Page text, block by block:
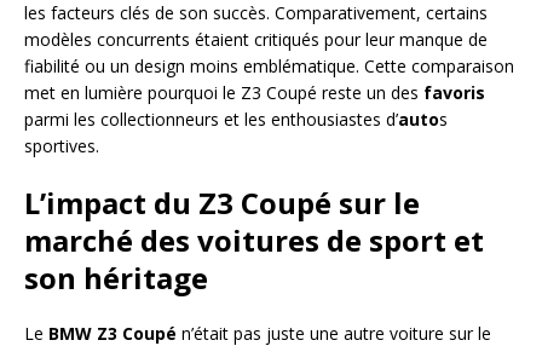
les facteurs clés de son succès. Comparativement, certains
modèles concurrents étaient critiqués pour leur manque de
fiabilité ou un design moins emblématique. Cette comparaison
met en lumière pourquoi le Z3 Coupé reste un des favoris
parmi les collectionneurs et les enthousiastes d’autos
sportives.
L’impact du Z3 Coupé sur le
marché des voitures de sport et
son héritage
Le BMW Z3 Coupé n’était pas juste une autre voiture sur le